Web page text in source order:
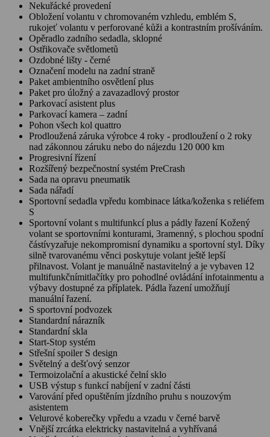
Nekuřácké provedení
Obložení volantu v chromovaném vzhledu, emblém S,
rukojeť volantu v perforované kůži a kontrastním prošíváním.
Opěradlo zadního sedadla, sklopné
Ostřikovače světlometů
Ozdobné lišty - černé
Označení modelu na zadní straně
Paket ambientního osvětlení plus
Paket pro úložný a zavazadlový prostor
Parkovací asistent plus
Parkovací kamera – zadní
Pohon všech kol quattro
Prodloužená záruka výrobce 4 roky - prodloužení o 2 roky
nad zákonnou záruku nebo do nájezdu 120 000 km
Progresivní řízení
Rozšířený bezpečnostní systém PreCrash
Sada na opravu pneumatik
Sada nářadí
Sportovní sedadla vpředu kombinace látka/koženka s reliéfem
S
Sportovní volant s multifunkcí plus a pádly řazení Kožený
volant se sportovními konturami, 3ramenný, s plochou spodní
částívyzařuje nekompromisní dynamiku a sportovní styl. Díky
silně tvarovanému věnci poskytuje volant ještě lepší
přilnavost. Volant je manuálně nastavitelný a je vybaven 12
multifunkčnímitlačítky pro pohodlné ovládání infotainmentu a
výbavy dostupné za příplatek. Pádla řazení umožňují
manuální řazení.
S sportovní podvozek
Standardní nárazník
Standardní skla
Start-Stop systém
Střešní spoiler S design
Světelný a dešťový senzor
Termoizolační a akustické čelní sklo
USB výstup s funkcí nabíjení v zadní části
Varování před opuštěním jízdního pruhu s nouzovým
asistentem
Velurové koberečky vpředu a vzadu v černé barvě
Vnější zrcátka elektricky nastavitelná a vyhřívaná